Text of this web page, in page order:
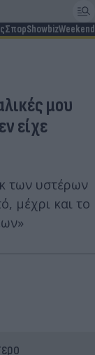
ΣπορShowbizWeekend
μου
είχε
των υστέρων
μέχρι και το